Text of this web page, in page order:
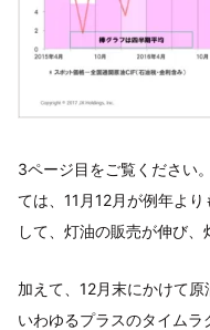
3ページ目をご覧ください
ては、11月12月が例年よ
して、灯油の販売が伸び、
加えて、12月末にかけて原
いわゆるプラスのタイム